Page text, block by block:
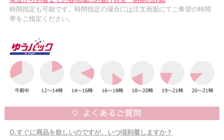
時間指定も可能です。時間指定の場合には注文画面にてご希望の時間
帯をご指定ください。
Q.すぐに商品を欲しいのですが、いつ頃到着しますか？